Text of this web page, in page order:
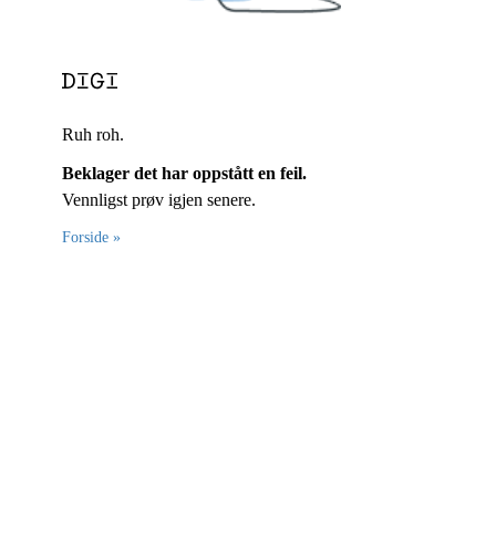
Ruh roh.
Beklager det har oppstått en feil.
Vennligst prøv igjen senere.
Forside »